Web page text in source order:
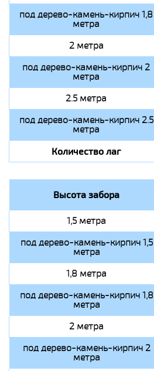
под дерево-камень-кирпич 1,8
метра
2 метра
под дерево-камень-кирпич 2
метра
2.5 метра
под дерево-камень-кирпич 2.5
метра
Количество лаг
Высота забора
1,5 метра
под дерево-камень-кирпич 1,5
метра
1,8 метра
под дерево-камень-кирпич 1,8
метра
2 метра
под дерево-камень-кирпич 2
метра